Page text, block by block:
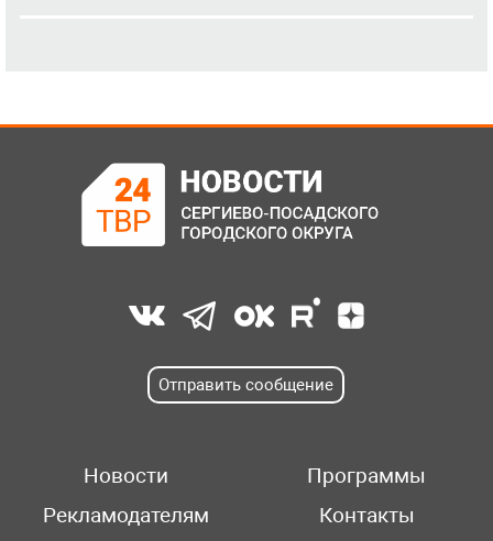
Отправить сообщение
Новости
Программы
Рекламодателям
Контакты